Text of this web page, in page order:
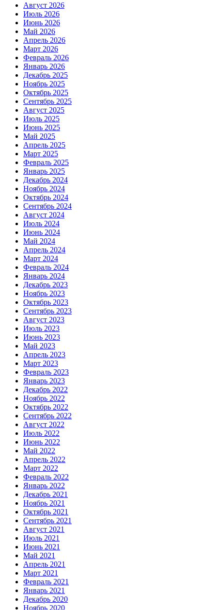
Август 2026
Июль 2026
Июнь 2026
Май 2026
Апрель 2026
Март 2026
Февраль 2026
Январь 2026
Декабрь 2025
Ноябрь 2025
Октябрь 2025
Сентябрь 2025
Август 2025
Июль 2025
Июнь 2025
Май 2025
Апрель 2025
Март 2025
Февраль 2025
Январь 2025
Декабрь 2024
Ноябрь 2024
Октябрь 2024
Сентябрь 2024
Август 2024
Июль 2024
Июнь 2024
Май 2024
Апрель 2024
Март 2024
Февраль 2024
Январь 2024
Декабрь 2023
Ноябрь 2023
Октябрь 2023
Сентябрь 2023
Август 2023
Июль 2023
Июнь 2023
Май 2023
Апрель 2023
Март 2023
Февраль 2023
Январь 2023
Декабрь 2022
Ноябрь 2022
Октябрь 2022
Сентябрь 2022
Август 2022
Июль 2022
Июнь 2022
Май 2022
Апрель 2022
Март 2022
Февраль 2022
Январь 2022
Декабрь 2021
Ноябрь 2021
Октябрь 2021
Сентябрь 2021
Август 2021
Июль 2021
Июнь 2021
Май 2021
Апрель 2021
Март 2021
Февраль 2021
Январь 2021
Декабрь 2020
Ноябрь 2020